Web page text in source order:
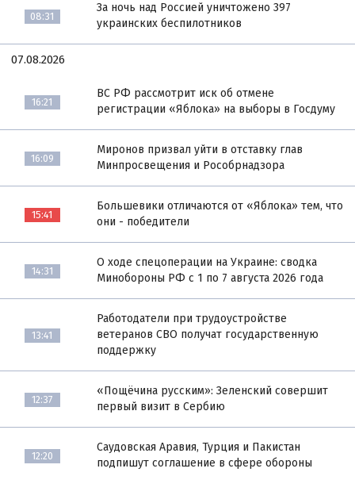
08:31
За ночь над Россией уничтожено 397
украинских беспилотников
07.08.2026
16:21
ВС РФ рассмотрит иск об отмене
регистрации «Яблока» на выборы в Госдуму
16:09
Миронов призвал уйти в отставку глав
Минпросвещения и Рособрнадзора
15:41
Большевики отличаются от «Яблока» тем, что
они - победители
14:31
О ходе спецоперации на Украине: сводка
Минобороны РФ с 1 по 7 августа 2026 года
13:41
Работодатели при трудоустройстве
ветеранов СВО получат государственную
поддержку
12:37
«Пощёчина русским»: Зеленский совершит
первый визит в Сербию
12:20
Саудовская Аравия, Турция и Пакистан
подпишут соглашение в сфере обороны